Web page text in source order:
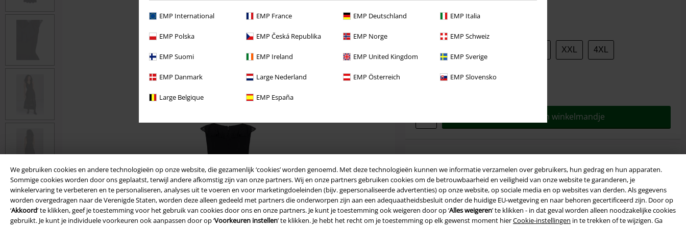
EMP International EMP France EMP Deutschland EMP Italia
EMP Polska EMP Česká Republika EMP Norge EMP Schweiz
EMP Suomi EMP Ireland EMP United Kingdom EMP Sverige
EMP Danmark Large Nederland EMP Österreich EMP Slovensko
Large Belgique EMP España
We gebruiken cookies en andere technologieën op onze website, die gezamenlijk ‘cookies’ worden genoemd. Met deze technologieën kunnen we informatie verzamelen over gebruikers, hun gedrag en hun apparaten.
Sommige cookies worden door ons geplaatst, terwijl andere afkomstig zijn van onze partners. Wij en onze partners gebruiken cookies om de betrouwbaarheid en veiligheid van onze website te garanderen, je
winkelervaring te verbeteren en te personaliseren, analyses uit te voeren en voor marketingdoeleinden (bijv. gepersonaliseerde advertenties) op onze website, op sociale media en op websites van derden. Als gegevens
worden overgedragen naar de Verenigde Staten, worden deze alleen gedeeld met partners die onderworpen zijn aan een adequaatheidsbesluit onder de huidige EU-wetgeving en naar behoren gecertificeerd zijn. Door op
‘Akkoord’ te klikken, geef je toestemming voor het gebruik van cookies door ons en onze partners. Je kunt je toestemming ook weigeren door op ‘Alles weigeren’ te klikken - in dat geval worden alleen noodzakelijke cookies
gebruikt. Je kunt je individuele voorkeuren ook aanpassen door op ‘Voorkeuren instellen’ te klikken. Je hebt het recht om je toestemming op elk gewenst moment hierCookie-instellingen in te trekken of te wijzigen. Ga
Meer productinformatie
je
maat
XXL 4XL
In mijn winkelmandje
15% korting - Voor een korte tijd!
Code WEEKEND Kopieer de code
Geldig t/m 09-08-2026